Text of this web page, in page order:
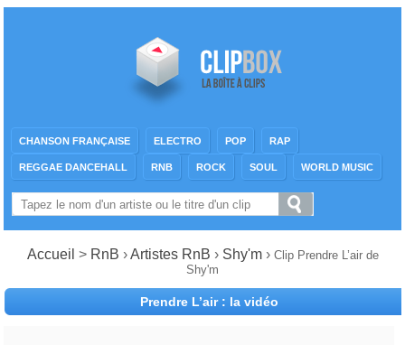
CHANSON FRANÇAISE ELECTRO POP RAP
REGGAE DANCEHALL RNB ROCK SOUL WORLD MUSIC
Accueil > RnB ›Artistes RnB › Shy'm › Clip Prendre L’air de
Shy'm
Prendre L’air : la vidéo